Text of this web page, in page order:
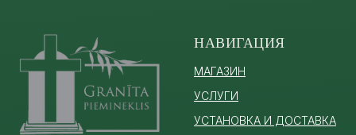
НАВИГАЦИЯ
МАГАЗИН
УСЛУГИ
УСТАНОВКА И ДОСТАВКА